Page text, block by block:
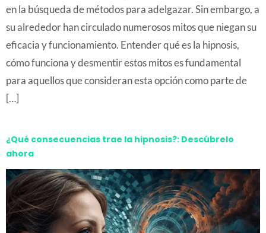
en la búsqueda de métodos para adelgazar. Sin embargo, a
su alrededor han circulado numerosos mitos que niegan su
eficacia y funcionamiento. Entender qué es la hipnosis,
cómo funciona y desmentir estos mitos es fundamental
para aquellos que consideran esta opción como parte de
[…]
¿Qué consecuencias trae la hipnosis?: Descúbrelo
ahora